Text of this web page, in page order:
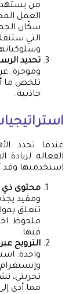
من
العمل
سكّان
التي
تحديد
وموجزة.
تلخص ما
جاذبية.
عندما تحدد
الفعالة لزيادة
استخدمتها وقد
محتوى ذي
ومفيد
تتعلق
ملحوظ.
فيها.
الترويج
تجربتي،
مما أدى